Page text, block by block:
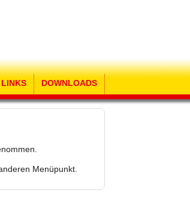
LINKS DOWNLOADS
Menüpunkt.